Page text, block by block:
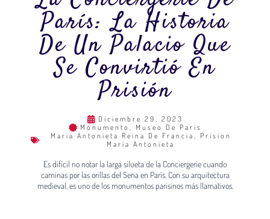
París: La Historia
De Un Palacio Que
Se Convirtió En
Prisión
Diciembre 29, 2023
Monumento
Museo De Paris
Maria Antonieta Reina De Francia
Prision
Maria Antonieta
Es difícil no notar la larga silueta de la Conciergerie cuando
caminas por las orillas del Sena en París. Con su arquitectura
medieval, es uno de los monumentos parisinos más llamativos.